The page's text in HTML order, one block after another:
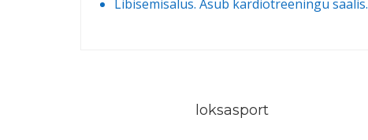
Libisemisalus. Asub kardiotreeningu saalis.
loksasport